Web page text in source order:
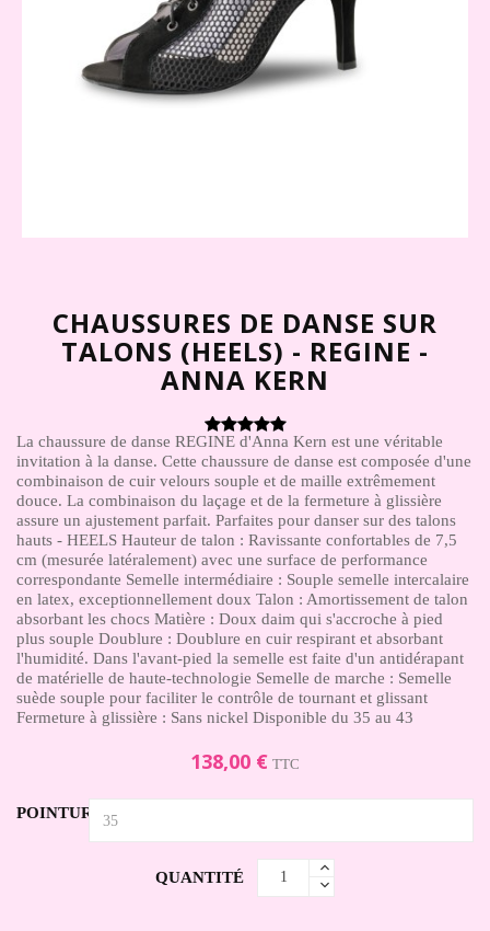
CHAUSSURES DE DANSE SUR
TALONS (HEELS) - REGINE -
ANNA KERN
La chaussure de danse REGINE d'Anna Kern est une véritable
invitation à la danse. Cette chaussure de danse est composée d'une
combinaison de cuir velours souple et de maille extrêmement
douce. La combinaison du laçage et de la fermeture à glissière
assure un ajustement parfait. Parfaites pour danser sur des talons
hauts - HEELS Hauteur de talon : Ravissante confortables de 7,5
cm (mesurée latéralement) avec une surface de performance
correspondante Semelle intermédiaire : Souple semelle intercalaire
en latex, exceptionnellement doux Talon : Amortissement de talon
absorbant les chocs Matière : Doux daim qui s'accroche à pied
plus souple Doublure : Doublure en cuir respirant et absorbant
l'humidité. Dans l'avant-pied la semelle est faite d'un antidérapant
de matérielle de haute-technologie Semelle de marche : Semelle
suède souple pour faciliter le contrôle de tournant et glissant
Fermeture à glissière : Sans nickel Disponible du 35 au 43
138,00 € TTC
POINTURE
QUANTITÉ